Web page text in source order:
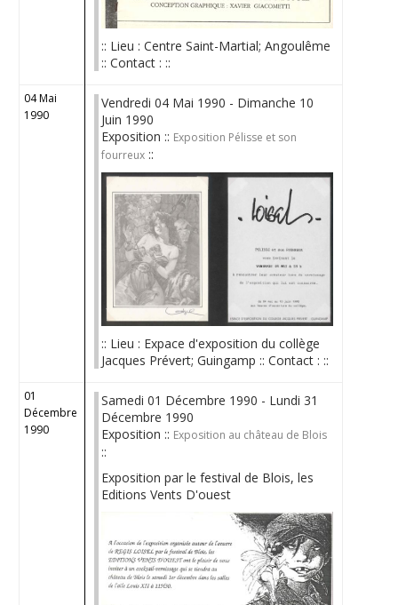
:: Lieu : Centre Saint-Martial; Angoulême
:: Contact : ::
04 Mai
1990
Vendredi 04 Mai 1990 - Dimanche 10
Juin 1990
Exposition :: Exposition Pélisse et son
fourreux ::
:: Lieu : Expace d'exposition du collège
Jacques Prévert; Guingamp :: Contact : ::
01
Décembre
1990
Samedi 01 Décembre 1990 - Lundi 31
Décembre 1990
Exposition :: Exposition au château de Blois
::
Exposition par le festival de Blois, les
Editions Vents D'ouest